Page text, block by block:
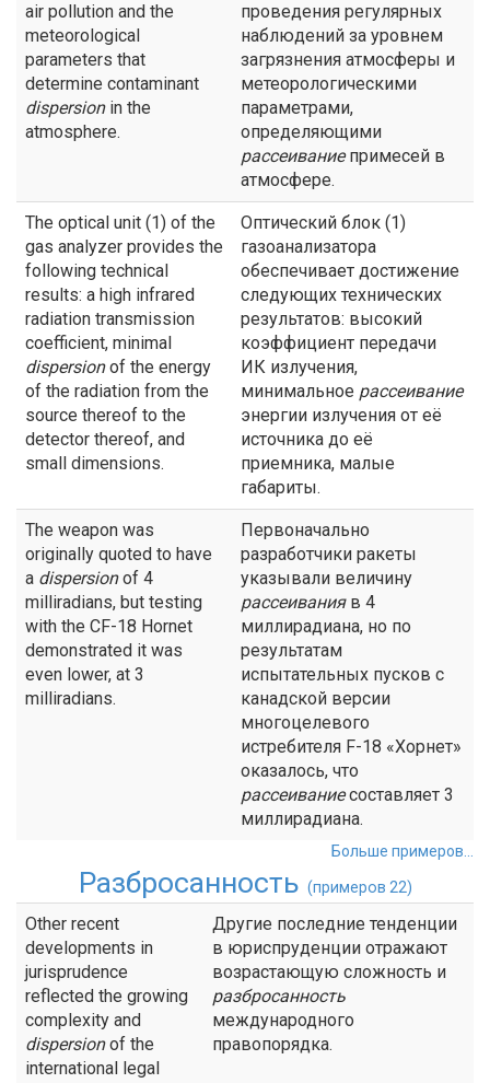
air pollution and the
meteorological
parameters that
determine contaminant
dispersionin the
atmosphere.
проведения регулярных
наблюдений за уровнем
загрязнения атмосферы и
метеорологическими
параметрами,
определяющими
рассеиваниепримесей в
атмосфере.
The optical unit (1) of the
gas analyzer provides the
following technical
results: a high infrared
radiation transmission
coefficient, minimal
dispersionof the energy
of the radiation from the
source thereof to the
detector thereof, and
small dimensions.
Оптический блок (1)
газоанализатора
обеспечивает достижение
следующих технических
результатов: высокий
коэффициент передачи
ИК излучения,
минимальное рассеивание
энергии излучения от её
источника до её
приемника, малые
габариты.
The weapon was
originally quoted to have
a dispersionof 4
milliradians, but testing
with the CF-18 Hornet
demonstrated it was
even lower, at 3
milliradians.
Первоначально
разработчики ракеты
указывали величину
рассеиванияв 4
миллирадиана, но по
результатам
испытательных пусков с
канадской версии
многоцелевого
истребителя F-18 «Хорнет»
оказалось, что
рассеиваниесоставляет 3
миллирадиана.
Больше примеров...
Разбросанность (примеров 22)
Other recent
developments in
jurisprudence
reflected the growing
complexity and
dispersionof the
international legal
Другие последние тенденции
в юриспруденции отражают
возрастающую сложность и
разбросанность
международного
правопорядка.